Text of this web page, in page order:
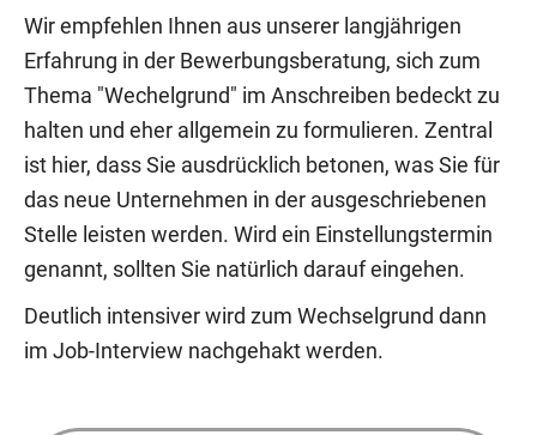
Wir empfehlen Ihnen aus unserer langjährigen
Erfahrung in der Bewerbungsberatung, sich zum
Thema "Wechelgrund" im Anschreiben bedeckt zu
halten und eher allgemein zu formulieren. Zentral
ist hier, dass Sie ausdrücklich betonen, was Sie für
das neue Unternehmen in der ausgeschriebenen
Stelle leisten werden. Wird ein Einstellungstermin
genannt, sollten Sie natürlich darauf eingehen.
Deutlich intensiver wird zum Wechselgrund dann
im Job-Interview nachgehakt werden.